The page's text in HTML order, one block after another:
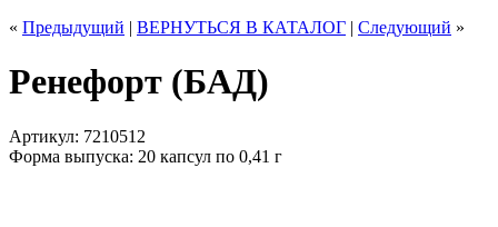
« Предыдущий | ВЕРНУТЬСЯ В КАТАЛОГ | Следующий »
Ренефорт (БАД)
Артикул: 7210512
Форма выпуска: 20 капсул по 0,41 г